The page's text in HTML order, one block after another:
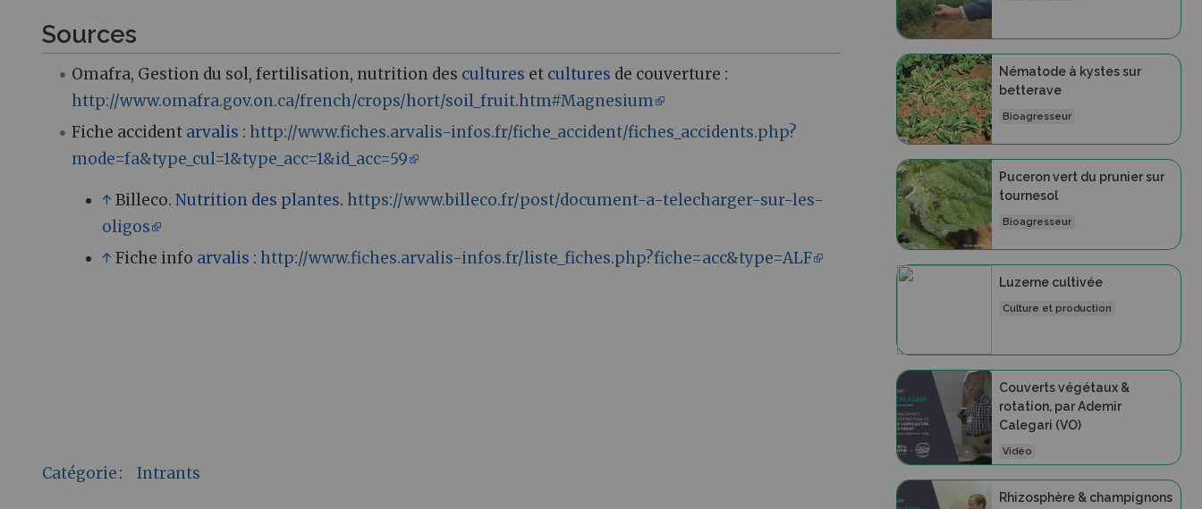
Sources
Omafra, Gestion du sol, fertilisation, nutrition des cultures et cultures de couverture :
http://www.omafra.gov.on.ca/french/crops/hort/soil_fruit.htm#Magnesium
Fiche accident arvalis :http://www.fiches.arvalis-infos.fr/fiche_accident/fiches_accidents.php?
mode=fa&type_cul=1&type_acc=1&id_acc=59
↑ Billeco.Nutrition des plantes.https://www.billeco.fr/post/document-a-telecharger-sur-les-
oligos
↑ Fiche info arvalis :http://www.fiches.arvalis-infos.fr/liste_fiches.php?fiche=acc&type=ALF
Catégorie: Intrants
Nématode à kystes sur
betterave
Bioagresseur
Puceron vert du prunier sur
tournesol
Bioagresseur
Luzerne cultivée
Culture et production
Couverts végétaux &
rotation, par Ademir
Calegari (VO)
Vidéo
Rhizosphère & champignons